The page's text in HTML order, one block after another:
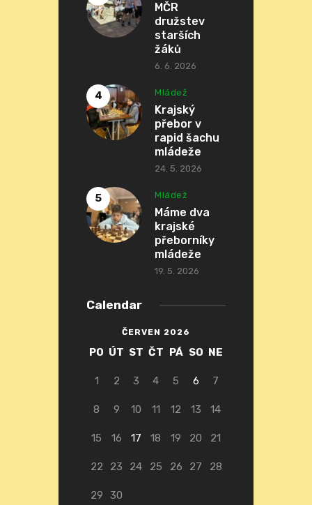
MČR
družstev
starších
žáků
6. 6. 2026
Mládež
Krajský
přebor v
rapid šachu
mládeže
24. 5. 2026
Mládež
Máme dva
krajské
přeborníky
mládeže
19. 5. 2026
Calendar
ČERVEN 2026
PO ÚT ST ČT PÁ SO NE
1 2 3 4 5 6 7
8 9 10 11 12 13 14
15 16 17 18 19 20 21
22 23 24 25 26 27 28
29 30